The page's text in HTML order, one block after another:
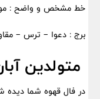
خط مشخص و واضح :
برج : دعوا – ترس –
متولدین
در فال قهوه شما دیده